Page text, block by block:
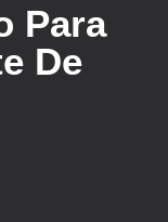
Para
De